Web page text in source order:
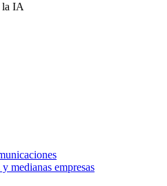
la IA
medianas empresas